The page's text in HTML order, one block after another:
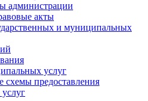
администрации
акты
и муниципальных
услуг
схемы предоставления